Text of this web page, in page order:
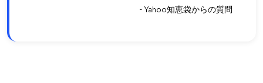
- Yahoo知恵袋からの質問